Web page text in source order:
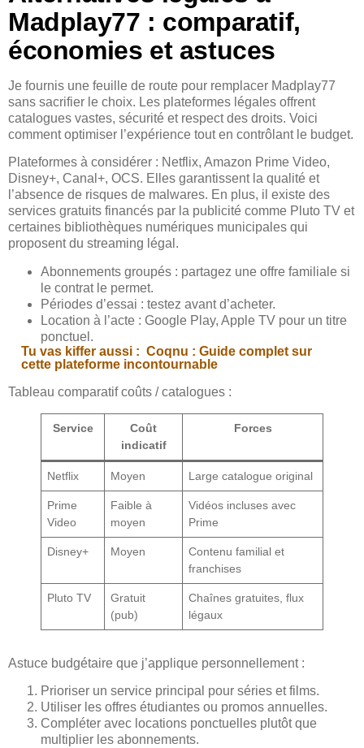
Madplay77 : comparatif,
économies et astuces
Je fournis une feuille de route pour remplacer Madplay77
sans sacrifier le choix. Les plateformes légales offrent
catalogues vastes, sécurité et respect des droits. Voici
comment optimiser l’expérience tout en contrôlant le budget.
Plateformes à considérer : Netflix, Amazon Prime Video,
Disney+, Canal+, OCS. Elles garantissent la qualité et
l’absence de risques de malwares. En plus, il existe des
services gratuits financés par la publicité comme Pluto TV et
certaines bibliothèques numériques municipales qui
proposent du streaming légal.
Abonnements groupés : partagez une offre familiale si
le contrat le permet.
Périodes d’essai : testez avant d’acheter.
Location à l’acte : Google Play, Apple TV pour un titre
ponctuel.
Tu vas kiffer aussi : Coqnu : Guide complet sur
cette plateforme incontournable
Tableau comparatif coûts / catalogues :
Service
Coût
indicatif
Forces
Netflix Moyen Large catalogue original
Prime
Video
Faible à
moyen
Vidéos incluses avec
Prime
Disney+ Moyen
Contenu familial et
franchises
Pluto TV
Gratuit
(pub)
Chaînes gratuites, flux
légaux
Astuce budgétaire que j’applique personnellement :
Prioriser un service principal pour séries et films.
Utiliser les offres étudiantes ou promos annuelles.
Compléter avec locations ponctuelles plutôt que
multiplier les abonnements.